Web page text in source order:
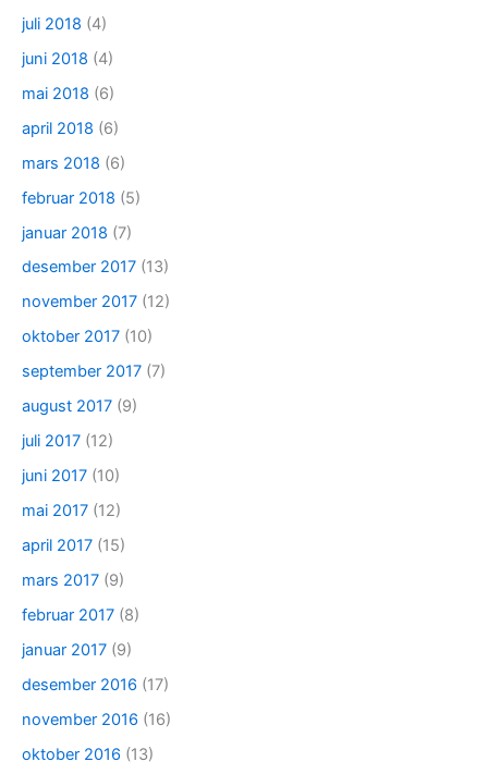
juli 2018 (4)
juni 2018 (4)
mai 2018 (6)
april 2018 (6)
mars 2018 (6)
februar 2018 (5)
januar 2018 (7)
desember 2017 (13)
november 2017 (12)
oktober 2017 (10)
september 2017 (7)
august 2017 (9)
juli 2017 (12)
juni 2017 (10)
mai 2017 (12)
april 2017 (15)
mars 2017 (9)
februar 2017 (8)
januar 2017 (9)
desember 2016 (17)
november 2016 (16)
oktober 2016 (13)